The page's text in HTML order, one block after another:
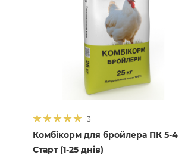
3
Комбікорм для бройлера ПК 5-4
Старт (1-25 днів)